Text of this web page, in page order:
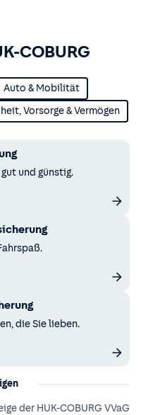
COBURG
Auto & Mobilität
Vorsorge & Vermögen
und günstig.
die Sie lieben.
der HUK-COBURG VVaG